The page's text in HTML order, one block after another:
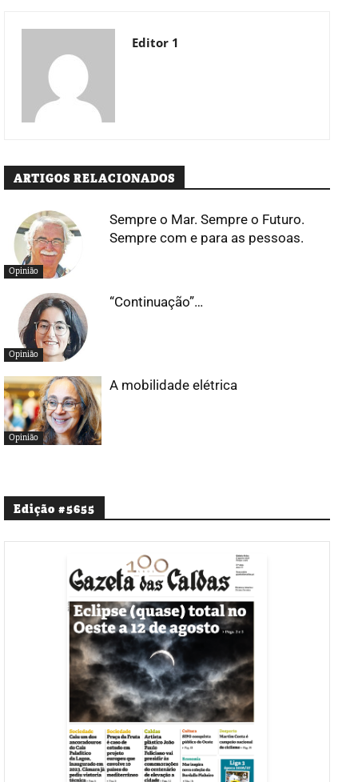
Editor 1
ARTIGOS RELACIONADOS
Opinião
Sempre o Mar. Sempre o Futuro.
Sempre com e para as pessoas.
Opinião
“Continuação”…
Opinião
A mobilidade elétrica
Edição #5655